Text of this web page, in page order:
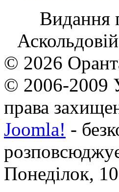
Видання
© 2026
© 2006-2009
права
Joomla! -
Понеділок,